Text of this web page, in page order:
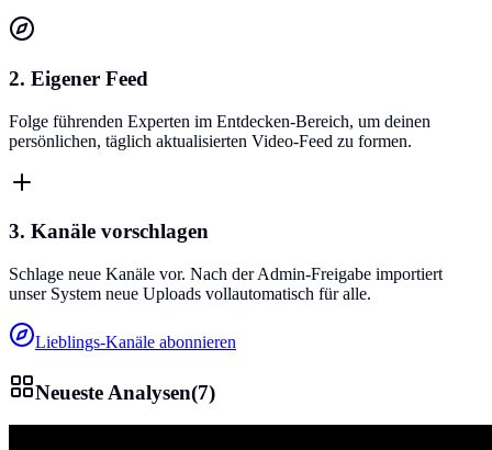
2. Eigener Feed
Folge führenden Experten im Entdecken-Bereich, um deinen
persönlichen, täglich aktualisierten Video-Feed zu formen.
3. Kanäle vorschlagen
Schlage neue Kanäle vor. Nach der Admin-Freigabe importiert
unser System neue Uploads vollautomatisch für alle.
Lieblings-Kanäle abonnieren
Neueste Analysen(7)